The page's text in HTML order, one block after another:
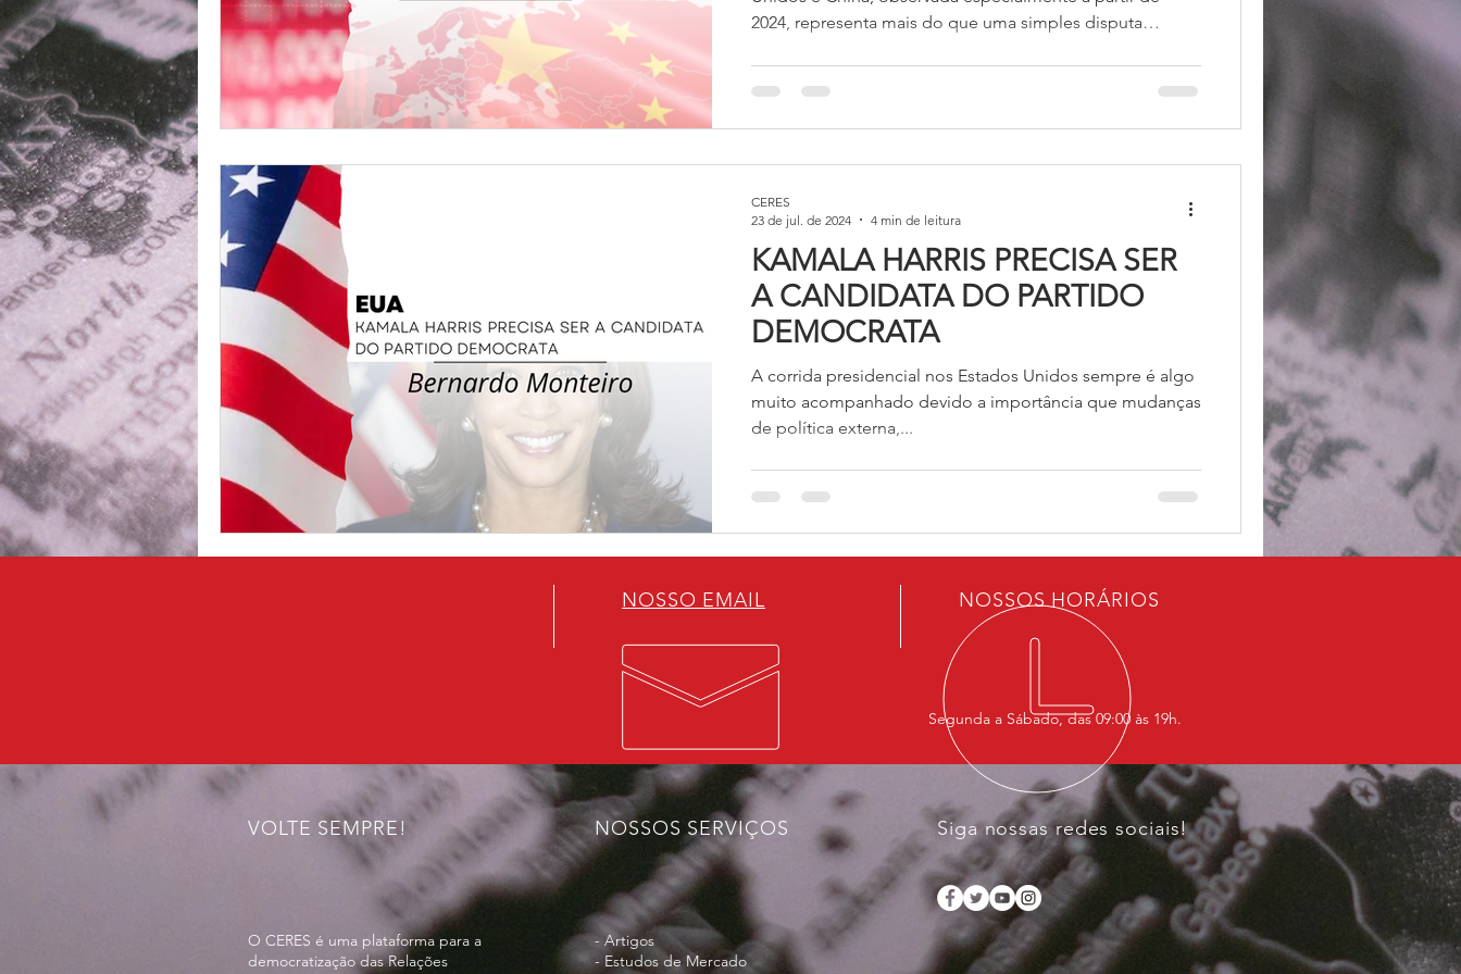
2024, representa mais do que uma simples disputa
global, no contexto de uma crise prolongada de
hegemonia e de disputas por controle sobre cadeias
KAMALA HARRIS PRECISA SER
A CANDIDATA DO PARTIDO
DEMOCRATA
A corrida presidencial nos Estados Unidos sempre é algo
muito acompanhado devido a importância que mudanças
de política externa,...
CERES
23 de jul. de 2024
4 min de leitura
NOSSO EMAIL NOSSOS HORÁRIOS
Segunda a Sábado, das 09:00 às 19h.
VOLTE SEMPRE! NOSSOS SERVIÇOS Siga nossas redes sociais!
O CERES é uma plataforma para a
democratização das Relações
- Artigos
- Estudos de Mercado